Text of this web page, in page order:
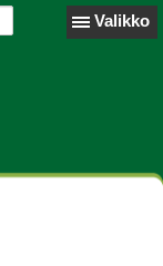
Valikko